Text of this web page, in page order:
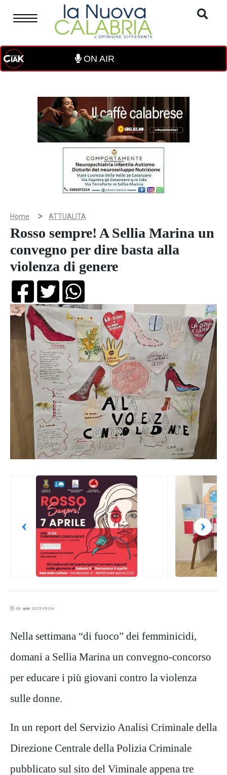
ON AIR
Home > ATTUALITA
Rosso sempre! A Sellia Marina un
convegno per dire basta alla
violenza di genere
‹ ›
06 aprile 2025 09:04
Nella settimana “di fuoco” dei femminicidi,
domani a Sellia Marina un convegno-concorso
per educare i più giovani contro la violenza
sulle donne.
In un report del Servizio Analisi Criminale della
Direzione Centrale della Polizia Criminale
pubblicato sul sito del Viminale appena tre